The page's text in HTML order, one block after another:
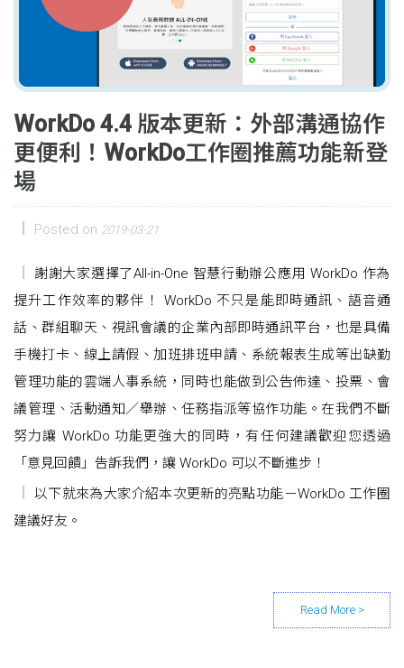
WorkDo 4.4 版本更新：外部溝通協作
更便利！WorkDo工作圈推薦功能新登
場
Posted on 2019-03-21
謝謝大家選擇了All-in-One 智慧行動辦公應用 WorkDo 作為
提升工作效率的夥伴！ WorkDo 不只是能即時通訊、語音通
話、群組聊天、視訊會議的企業內部即時通訊平台，也是具備
手機打卡、線上請假、加班排班申請、系統報表生成等出缺勤
管理功能的雲端人事系統，同時也能做到公告佈達、投票、會
議管理、活動通知／舉辦、任務指派等協作功能。在我們不斷
努力讓 WorkDo 功能更強大的同時，有任何建議歡迎您透過
「意見回饋」告訴我們，讓 WorkDo 可以不斷進步！
以下就來為大家介紹本次更新的亮點功能－WorkDo 工作圈
建議好友。